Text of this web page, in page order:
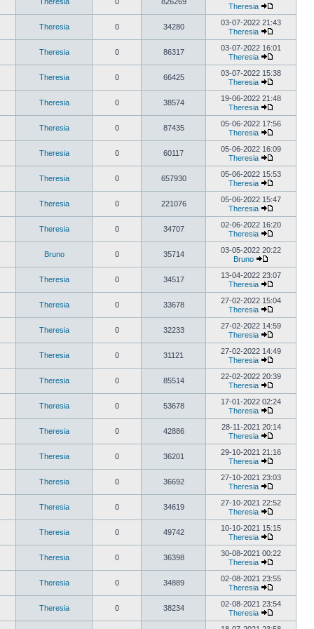
Theresia
Theresia 0 34280
03-07-2022 21:43
Theresia
Theresia 0 86317
03-07-2022 16:01
Theresia
Theresia 0 66425
03-07-2022 15:38
Theresia
Theresia 0 38574
19-06-2022 21:48
Theresia
Theresia 0 87435
05-06-2022 17:56
Theresia
Theresia 0 60117
05-06-2022 16:09
Theresia
Theresia 0 657930
05-06-2022 15:53
Theresia
Theresia 0 221076
05-06-2022 15:47
Theresia
Theresia 0 34707
02-06-2022 16:20
Theresia
Bruno 0 35714
03-05-2022 20:22
Bruno
Theresia 0 34517
13-04-2022 23:07
Theresia
Theresia 0 33678
27-02-2022 15:04
Theresia
Theresia 0 32233
27-02-2022 14:59
Theresia
Theresia 0 31121
27-02-2022 14:49
Theresia
Theresia 0 85514
22-02-2022 20:39
Theresia
Theresia 0 53678
17-01-2022 02:24
Theresia
Theresia 0 42886
28-11-2021 20:14
Theresia
Theresia 0 36201
29-10-2021 21:16
Theresia
Theresia 0 36692
27-10-2021 23:03
Theresia
Theresia 0 34619
27-10-2021 22:52
Theresia
Theresia 0 49742
10-10-2021 15:15
Theresia
Theresia 0 36398
30-08-2021 00:22
Theresia
Theresia 0 34889
02-08-2021 23:55
Theresia
Theresia 0 38234
02-08-2021 23:54
Theresia